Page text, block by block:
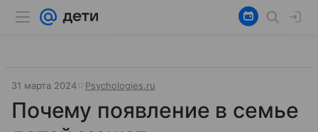
31 марта 2024 Psychologies.ru
Почему появление в семье